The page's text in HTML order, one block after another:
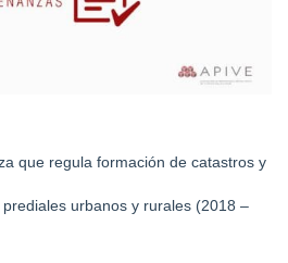
que regula formación de catastros y
urbanos y rurales (2018 –